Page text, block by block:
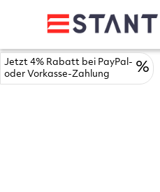
Jetzt 4% Rabatt bei PayPal-
oder Vorkasse-Zahlung
%